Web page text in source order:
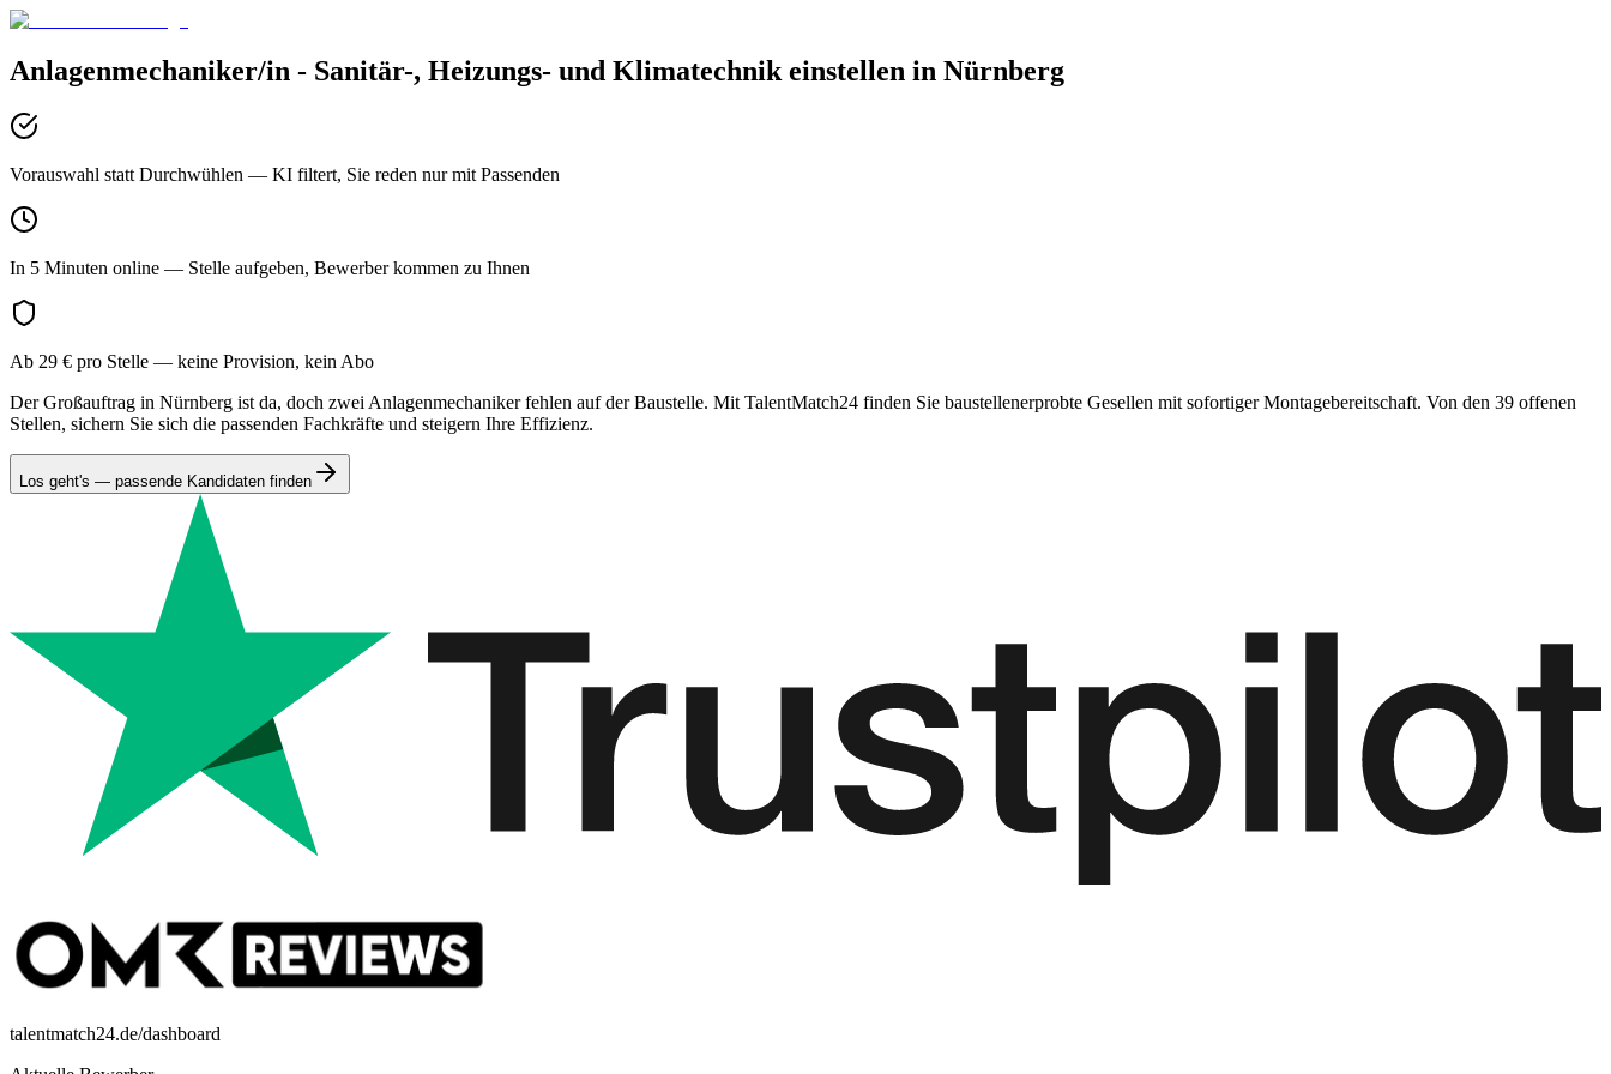
Anlagenmechaniker/in - Sanitär-, Heizungs- und Klimatechnik einstellen in Nürnberg
Vorauswahl statt Durchwühlen — KI filtert, Sie reden nur mit Passenden
In 5 Minuten online — Stelle aufgeben, Bewerber kommen zu Ihnen
Ab 29 € pro Stelle — keine Provision, kein Abo
Der Großauftrag in Nürnberg ist da, doch zwei Anlagenmechaniker fehlen auf der Baustelle. Mit TalentMatch24 finden Sie baustellenerprobte Gesellen mit sofortiger Montagebereitschaft. Von den 39 offenen
Stellen, sichern Sie sich die passenden Fachkräfte und steigern Ihre Effizienz.
Los geht's — passende Kandidaten finden
talentmatch24.de/dashboard